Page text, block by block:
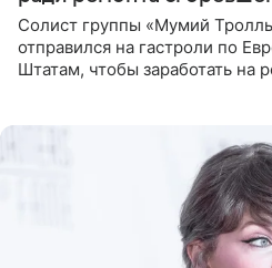
Солист группы «Мумий
отправился на гастроли по
Штатам, чтобы заработать на